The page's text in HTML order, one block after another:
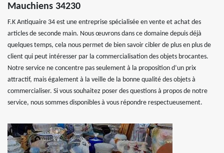
Mauchiens 34230
F.K Antiquaire 34 est une entreprise spécialisée en vente et achat des
articles de seconde main. Nous œuvrons dans ce domaine depuis déjà
quelques temps, cela nous permet de bien savoir cibler de plus en plus de
client qui peut intéresser par la commercialisation des objets brocantes.
Notre service ne concentre pas seulement à la proposition d’un prix
attractif, mais également à la veille de la bonne qualité des objets à
commercialiser. Si vous souhaitez poser des questions à propos de notre
service, nous sommes disponibles à vous répondre respectueusement.